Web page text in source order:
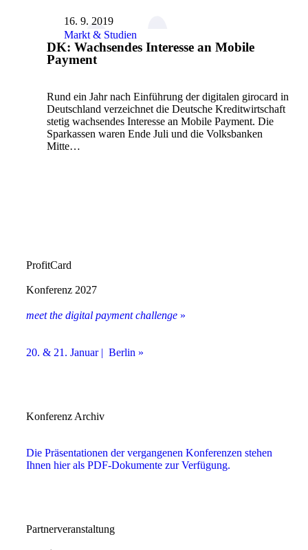
16. 9. 2019
Markt & Studien
DK: Wachsendes Interesse an Mobile
Payment
Rund ein Jahr nach Einführung der digitalen girocard in
Deutschland verzeichnet die Deutsche Kreditwirtschaft
stetig wachsendes Interesse an Mobile Payment. Die
Sparkassen waren Ende Juli und die Volksbanken
Mitte…
ProfitCard
Konferenz 2027
meet the digital payment challenge »
20. & 21. Januar | Berlin »
Konferenz Archiv
Die Präsentationen der vergangenen Konferenzen stehen
Ihnen hier als PDF-Dokumente zur Verfügung.
Partnerveranstaltung